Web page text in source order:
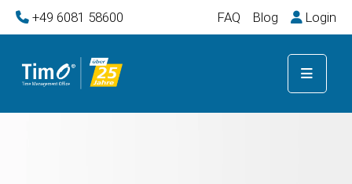
+49 6081 58600 FAQ Blog Login